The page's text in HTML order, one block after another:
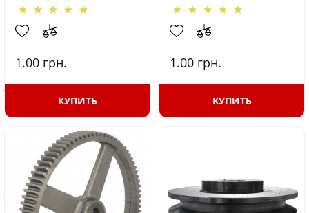
1.00 грн.
КУПИТЬ
1.00 грн.
КУПИТЬ